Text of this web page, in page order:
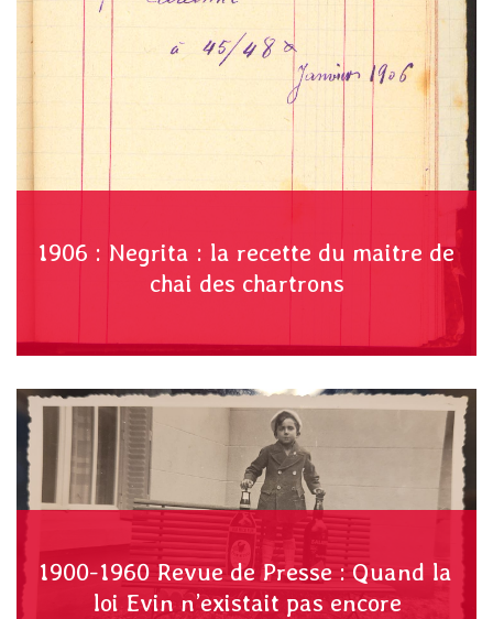
1906 : Negrita : la recette du maitre de
chai des chartrons
1900-1960 Revue de Presse : Quand la
loi Evin n’existait pas encore